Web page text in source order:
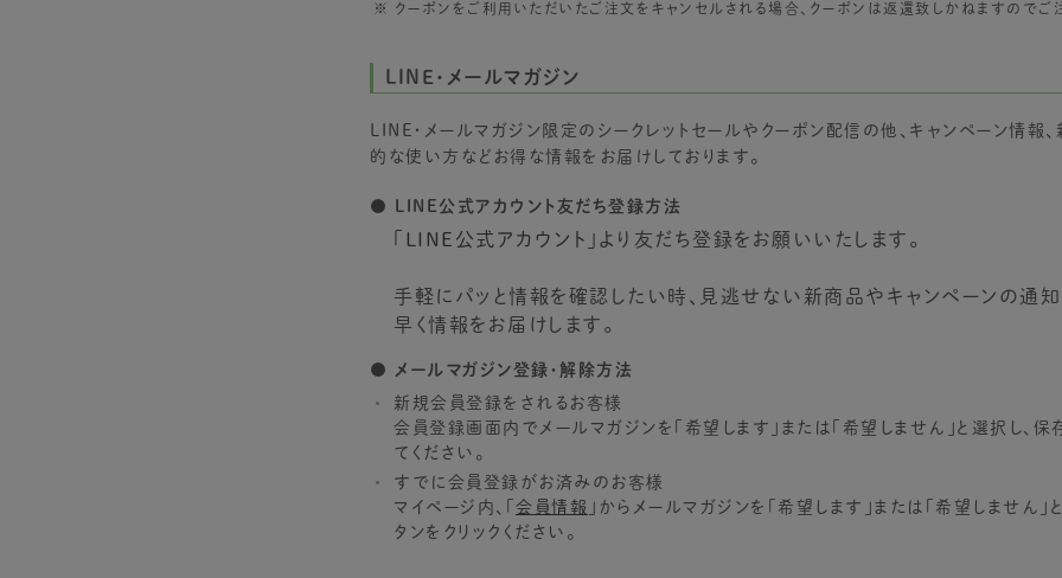
クーポンをご利用いただいたご注文をキャンセルされる場合、クーポンは返還致しかねますのでご
LINE・メールマガジン
LINE・メールマガジン限定のシークレットセールやクーポン配信の他、キャンペーン情報
的な使い方などお得な情報をお届けしております。
● LINE公式アカウント友だち登録方法
LINE公式アカウント 」より友だち登録をお願いいたします。
手軽にパッと情報を確認したい時、見逃せない新商品やキャンペーンの通
早く情報をお届けします。
● メールマガジン登録・解除方法
新規会員登録をされるお客様
会員登録画面内でメールマガジンを「希望します」または「希望しません」と選択し、保
てください。
すでに会員登録がお済みのお客様
マイページ内、「 会員情報 」からメールマガジンを「希望します」または「希望しません」
タンをクリックください。